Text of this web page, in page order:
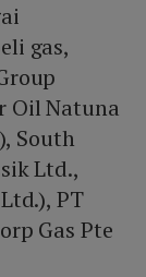
gas,
Oil Natuna
South
Ltd.,
PT
Gas Pte